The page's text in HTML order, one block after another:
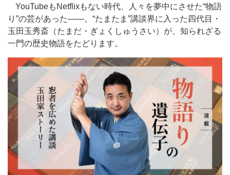
YouTubeもNetflixもない時代、人々を夢中にさせた“物語
り”の芸があった——。“たまたま”講談界に入った四代目・
玉田玉秀斎（たまだ・ぎょくしゅうさい）が、知られざる
一門の歴史物語をたどります。